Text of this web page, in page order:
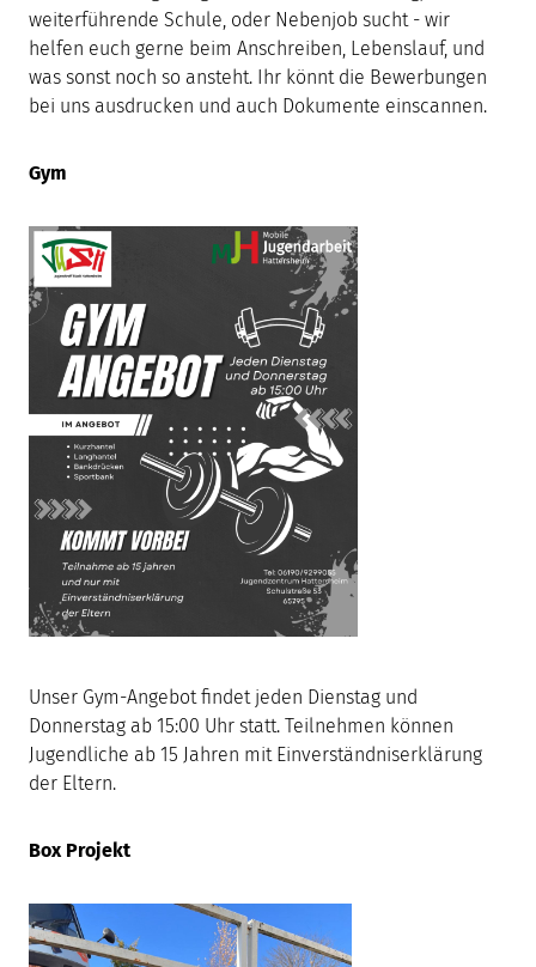
weiterführende Schule, oder Nebenjob sucht - wir
helfen euch gerne beim Anschreiben, Lebenslauf, und
was sonst noch so ansteht. Ihr könnt die Bewerbungen
bei uns ausdrucken und auch Dokumente einscannen.
Gym
Unser Gym-Angebot findet jeden Dienstag und
Donnerstag ab 15:00 Uhr statt. Teilnehmen können
Jugendliche ab 15 Jahren mit Einverständniserklärung
der Eltern.
Box Projekt